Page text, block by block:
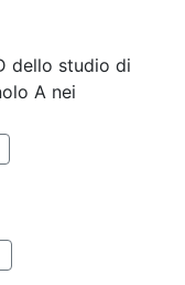
dello studio di
A nei